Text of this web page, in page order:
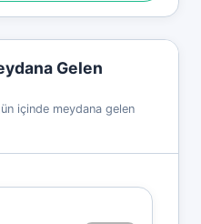
Gelen
içinde meydana gelen